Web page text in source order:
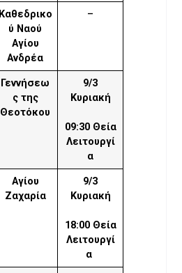
Καθεδρικο
ύ Ναού
Αγίου
Ανδρέα
–
Γεννήσεω
ς της
Θεοτόκου
9/3
Κυριακή
09:30 Θεία
Λειτουργί
α
Αγίου
Ζαχαρία
9/3
Κυριακή
18:00 Θεία
Λειτουργί
α